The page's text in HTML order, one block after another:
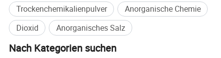
1. 13 Jahre Erfahrung
2. 20.000 cm2 Werk, 3 Produktionslinien
3. 100.000 Tonnen Kapazität, zwei Baritminen mit 10
Millionen Gesamtspeichervolumen.
Trockenchemikalienpulver
Anorganische Chemie
Dioxid
Anorganisches Salz
Nach Kategorien suchen